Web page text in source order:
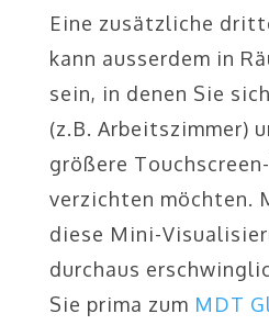
Eine zusätzliche
kann ausserdem in
sein, in denen Sie
(z.B. Arbeitszimmer)
größere
verzichten möchten.
diese Mini-
durchaus
Sie prima zum MDT